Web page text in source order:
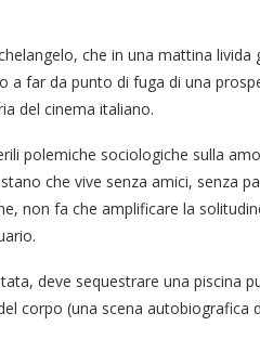
che in una mattina
a far da punto di fuga di una
del cinema italiano.
polemiche sociologiche sulla
che vive senza amici, senza
non fa che amplificare la
deve sequestrare una piscina
corpo (una scena autobiografica